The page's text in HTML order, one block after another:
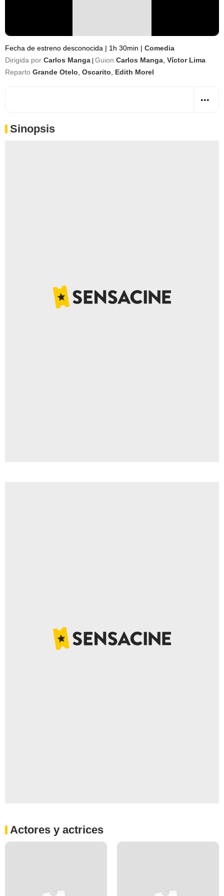
Fecha de estreno desconocida | 1h 30min | Comedia
Dirigida por Carlos Manga Guion Carlos Manga Víctor Lima
Reparto Grande Otelo Oscarito Edith Morel
Sinopsis
Actores y actrices